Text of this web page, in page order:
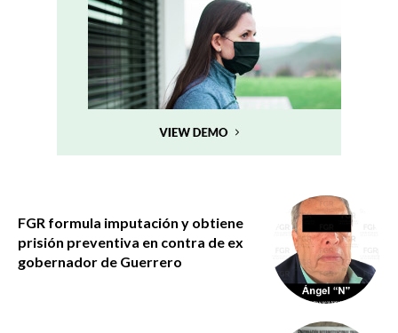
FGR formula imputación y obtiene
prisión preventiva en contra de ex
gobernador de Guerrero